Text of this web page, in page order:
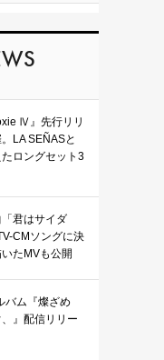
Ⅳ』先行リリ
LA SEÑASと
ロングセット3
君はサイダ
CMソングに決
たMVも公開
バム『燦ざめ
』配信リリー